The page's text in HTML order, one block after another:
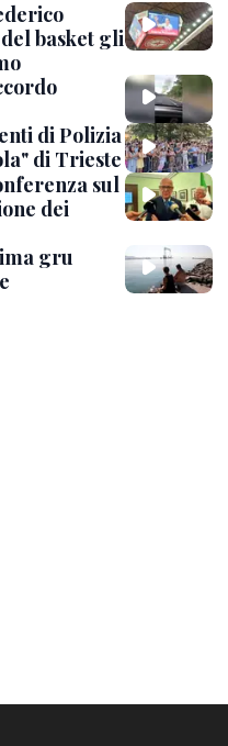
basket gli
di Polizia
di Trieste
sul
dei
gru